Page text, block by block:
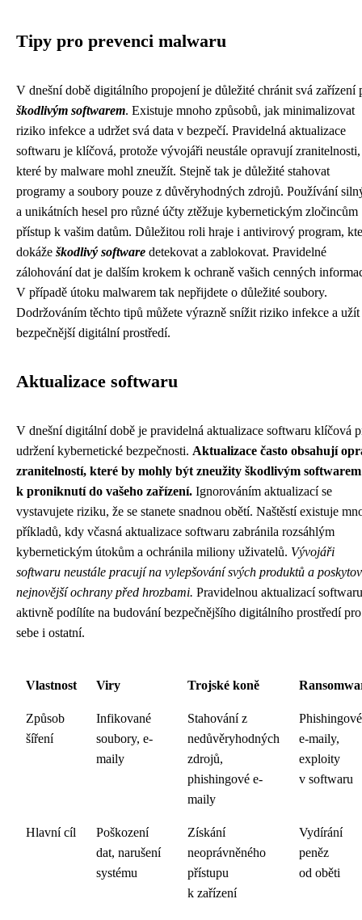
Tipy pro prevenci malwaru
V dnešní době digitálního propojení je důležité chránit svá zařízení
škodlivým softwarem. Existuje mnoho způsobů, jak minimalizovat
riziko infekce a udržet svá data v bezpečí. Pravidelná aktualizace
softwaru je klíčová, protože vývojáři neustále opravují zranitelnosti,
které by malware mohl zneužít. Stejně tak je důležité stahovat
programy a soubory pouze z důvěryhodných zdrojů. Používání
a unikátních hesel pro různé účty ztěžuje kybernetickým zločincům
přístup k vašim datům. Důležitou roli hraje i antivirový program,
dokáže škodlivý software detekovat a zablokovat. Pravidelné
zálohování dat je dalším krokem k ochraně vašich cenných
V případě útoku malwarem tak nepřijdete o důležité soubory.
Dodržováním těchto tipů můžete výrazně snížit riziko infekce a užít
bezpečnější digitální prostředí.
Aktualizace softwaru
V dnešní digitální době je pravidelná aktualizace softwaru klíčová
udržení kybernetické bezpečnosti. Aktualizace často obsahují
zranitelností, které by mohly být zneužity škodlivým softwarem
k proniknutí do vašeho zařízení. Ignorováním aktualizací se
vystavujete riziku, že se stanete snadnou obětí. Naštěstí existuje
příkladů, kdy včasná aktualizace softwaru zabránila rozsáhlým
kybernetickým útokům a ochránila miliony uživatelů. Vývojáři
softwaru neustále pracují na vylepšování svých produktů a
nejnovější ochrany před hrozbami. Pravidelnou aktualizací
aktivně podílíte na budování bezpečnějšího digitálního prostředí pro
sebe i ostatní.
Vlastnost Viry Trojské koně
Způsob
šíření
Infikované
soubory, e-
maily
Stahování z
nedůvěryhodných
zdrojů,
phishingové e-
maily
Phishingové
e-maily,
exploity
v softwaru
Hlavní cíl
Poškození
dat, narušení
systému
Získání
neoprávněného
přístupu
k zařízení
Vydírání
peněz
od oběti